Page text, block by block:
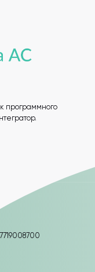
программного